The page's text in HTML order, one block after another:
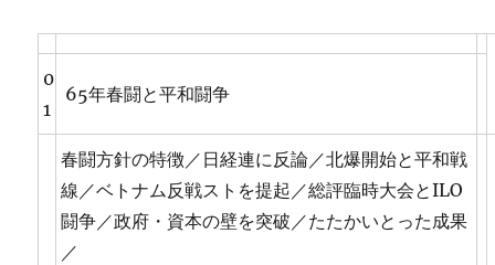
0
1
65年春闘と平和闘争
春闘方針の特徴／日経連に反論／北爆開始と平和戦
線／ベトナム反戦ストを提起／総評臨時大会とILO
闘争／政府・資本の壁を突破／たたかいとった成果
／